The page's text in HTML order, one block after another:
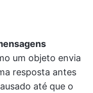
um objeto envia
resposta antes
até que o